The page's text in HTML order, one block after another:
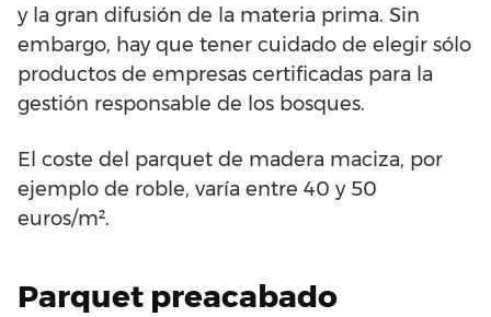
y la gran difusión de la materia prima. Sin
embargo, hay que tener cuidado de elegir sólo
productos de empresas certificadas para la
gestión responsable de los bosques.
El coste del parquet de madera maciza, por
ejemplo de roble, varía entre 40 y 50
euros/m².
Parquet preacabado